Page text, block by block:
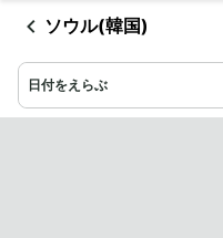
ソウル(韓国)
日付をえらぶ